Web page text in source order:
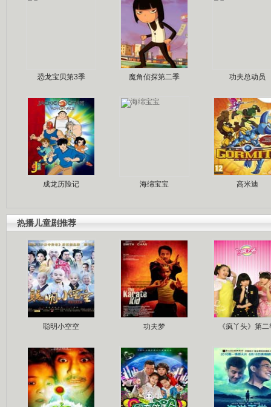
恐龙宝贝第3季 魔角侦探第二季 功夫总动员
成龙历险记 海绵宝宝 高米迪
热播儿童剧推荐
聪明小空空 功夫梦 《疯丫头》第二